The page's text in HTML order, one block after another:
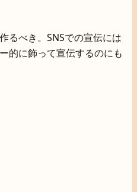
るべき。SNSでの宣伝には
的に飾って宣伝するのにも